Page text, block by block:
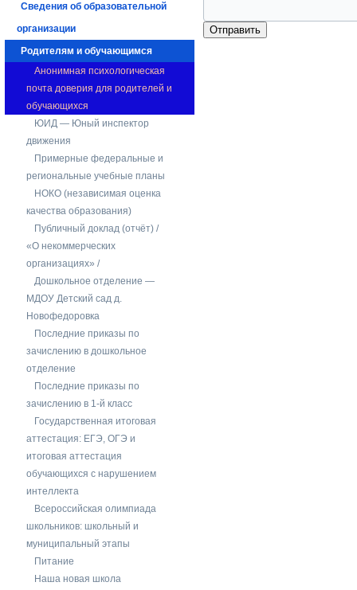
Сведения об образовательной
организации
Родителям и обучающимся
Анонимная психологическая
почта доверия для родителей и
обучающихся
ЮИД — Юный инспектор
движения
Примерные федеральные и
региональные учебные планы
НОКО (независимая оценка
качества образования)
Публичный доклад (отчёт) /
«О некоммерческих
организациях» /
Дошкольное отделение —
МДОУ Детский сад д.
Новофедоровка
Последние приказы по
зачислению в дошкольное
отделение
Последние приказы по
зачислению в 1-й класс
Государственная итоговая
аттестация: ЕГЭ, ОГЭ и
итоговая аттестация
обучающихся с нарушением
интеллекта
Всероссийская олимпиада
школьников: школьный и
муниципальный этапы
Питание
Наша новая школа
Отправить